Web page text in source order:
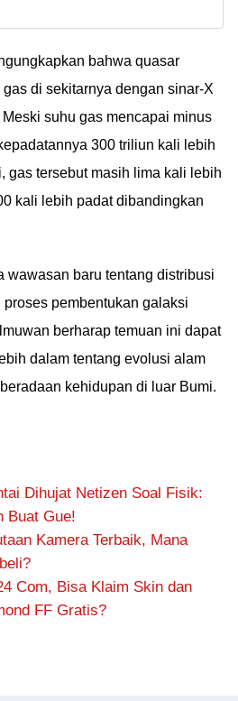
tapi
bahwa quasar
di sekitarnya dengan sinar-X
suhu gas mencapai minus
300 triliun kali lebih
gas tersebut masih lima kali lebih
kali lebih padat dibandingkan
wawasan baru tentang distribusi
pembentukan galaksi
berharap temuan ini dapat
dalam tentang evolusi alam
kehidupan di luar Bumi.
Dihujat Netizen Soal Fisik:
Buat Gue!
Kamera Terbaik, Mana
Com, Bisa Klaim Skin dan
FF Gratis?